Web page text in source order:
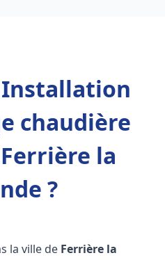
Installation
chaudière
la
?
la ville de Ferrière la